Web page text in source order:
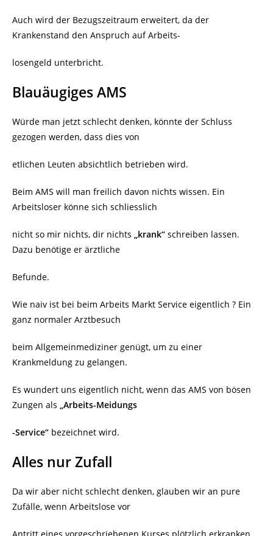
Auch wird der Bezugszeitraum erweitert, da der
Krankenstand den Anspruch auf Arbeits-
losengeld unterbricht.
Blauäugiges AMS
Würde man jetzt schlecht denken, könnte der Schluss
gezogen werden, dass dies von
etlichen Leuten absichtlich betrieben wird.
Beim AMS will man freilich davon nichts wissen. Ein
Arbeitsloser könne sich schliesslich
nicht so mir nichts, dir nichts „krank“ schreiben lassen.
Dazu benötige er ärztliche
Befunde.
Wie naiv ist bei beim Arbeits Markt Service eigentlich ? Ein
ganz normaler Arztbesuch
beim Allgemeinmediziner genügt, um zu einer
Krankmeldung zu gelangen.
Es wundert uns eigentlich nicht, wenn das AMS von bösen
Zungen als „Arbeits-Meidungs
-Service“ bezeichnet wird.
Alles nur Zufall
Da wir aber nicht schlecht denken, glauben wir an pure
Zufälle, wenn Arbeitslose vor
Antritt eines vorgeschriebenen Kurses plötzlich erkranken